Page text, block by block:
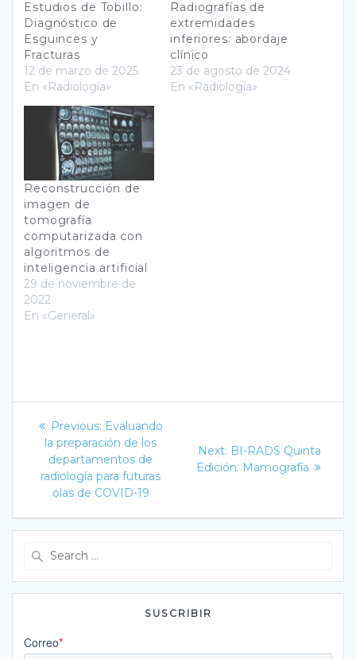
Estudios de Tobillo:
Diagnóstico de
Esguinces y
Fracturas
12 de marzo de 2025
En «Radiología»
Radiografías de
extremidades
inferiores: abordaje
clínico
23 de agosto de 2024
En «Radiología»
Reconstrucción de
imagen de
tomografía
computarizada con
algoritmos de
inteligencia artificial
29 de noviembre de
2022
En «General»
Navegación
entradas
Previous: Previous
post:
Evaluando
la preparación de los
departamentos de
radiología para futuras
olas de COVID-19
Next: Next
post:
BI-RADS Quinta
Edición: Mamografía
SUSCRIBIR